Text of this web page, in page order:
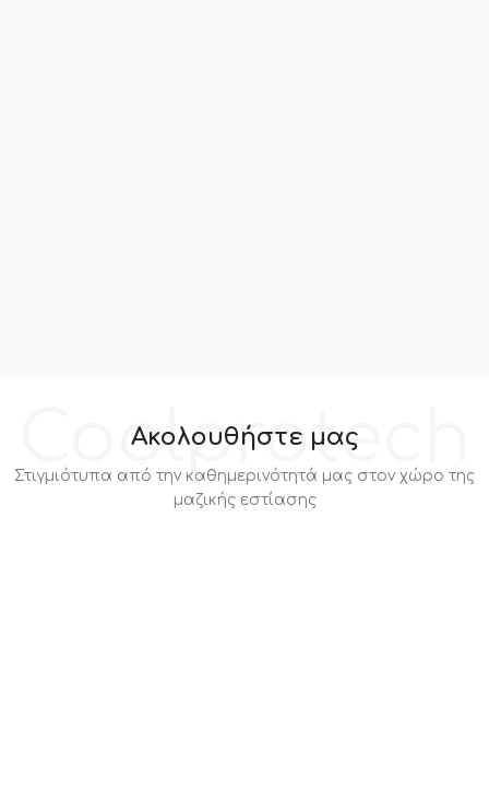
Coolprotech
Ακολουθήστε μας
Στιγμιότυπα από την καθημερινότητά μας στον χώρο της
μαζικής εστίασης